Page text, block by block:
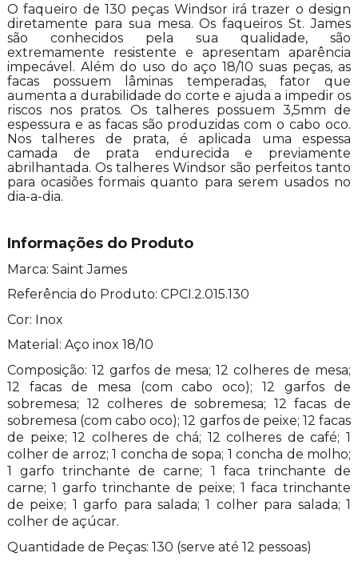
O faqueiro de 130 peças Windsor irá trazer o design
diretamente para sua mesa. Os faqueiros St. James
são conhecidos pela sua qualidade, são
extremamente resistente e apresentam aparência
impecável. Além do uso do aço 18/10 suas peças, as
facas possuem lâminas temperadas, fator que
aumenta a durabilidade do corte e ajuda a impedir os
riscos nos pratos. Os talheres possuem 3,5mm de
espessura e as facas são produzidas com o cabo oco.
Nos talheres de prata, é aplicada uma espessa
camada de prata endurecida e previamente
abrilhantada. Os talheres Windsor são perfeitos tanto
para ocasiões formais quanto para serem usados no
dia-a-dia.
Informações do Produto
Marca: Saint James
Referência do Produto: CPCI.2.015.130
Cor: Inox
Material: Aço inox 18/10
Composição: 12 garfos de mesa; 12 colheres de mesa;
12 facas de mesa (com cabo oco); 12 garfos de
sobremesa; 12 colheres de sobremesa; 12 facas de
sobremesa (com cabo oco); 12 garfos de peixe; 12 facas
de peixe; 12 colheres de chá; 12 colheres de café; 1
colher de arroz; 1 concha de sopa; 1 concha de molho;
1 garfo trinchante de carne; 1 faca trinchante de
carne; 1 garfo trinchante de peixe; 1 faca trinchante
de peixe; 1 garfo para salada; 1 colher para salada; 1
colher de açúcar.
Quantidade de Peças: 130 (serve até 12 pessoas)